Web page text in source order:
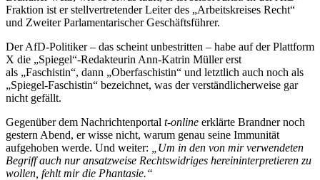
Fraktion ist er stellvertretender Leiter des „Arbeitskreises Recht“
und Zweiter Parlamentarischer Geschäftsführer.
Der AfD-Politiker – das scheint unbestritten – habe auf der Plattform
X die „Spiegel“-Redakteurin Ann-Katrin Müller erst
als „Faschistin“, dann „Oberfaschistin“ und letztlich auch noch als
„Spiegel-Faschistin“ bezeichnet, was der verständlicherweise gar
nicht gefällt.
Gegenüber dem Nachrichtenportal t-online erklärte Brandner noch
gestern Abend, er wisse nicht, warum genau seine Immunität
aufgehoben werde. Und weiter:
„Um in den von mir verwendeten
Begriff auch nur ansatzweise Rechtswidriges hereininterpretieren zu
wollen, fehlt mir die Phantasie.“